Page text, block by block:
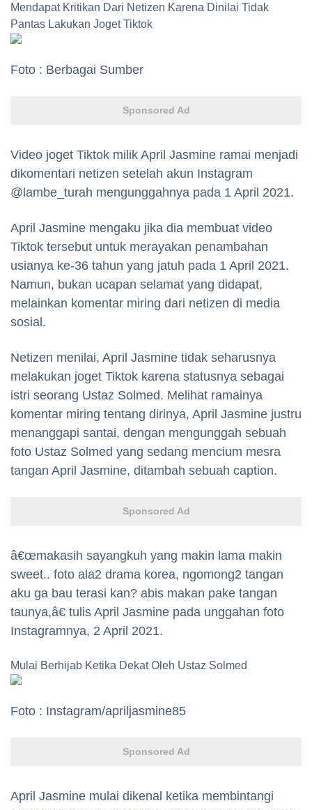
Mendapat Kritikan Dari Netizen Karena Dinilai Tidak
Pantas Lakukan Joget Tiktok
Foto : Berbagai Sumber
Sponsored Ad
Video joget Tiktok milik April Jasmine ramai menjadi
dikomentari netizen setelah akun Instagram
@lambe_turah mengunggahnya pada 1 April 2021.
April Jasmine mengaku jika dia membuat video
Tiktok tersebut untuk merayakan penambahan
usianya ke-36 tahun yang jatuh pada 1 April 2021.
Namun, bukan ucapan selamat yang didapat,
melainkan komentar miring dari netizen di media
sosial.
Netizen menilai, April Jasmine tidak seharusnya
melakukan joget Tiktok karena statusnya sebagai
istri seorang Ustaz Solmed. Melihat ramainya
komentar miring tentang dirinya, April Jasmine justru
menanggapi santai, dengan mengunggah sebuah
foto Ustaz Solmed yang sedang mencium mesra
tangan April Jasmine, ditambah sebuah caption.
Sponsored Ad
â€œmakasih sayangkuh yang makin lama makin
sweet.. foto ala2 drama korea, ngomong2 tangan
aku ga bau terasi kan? abis makan pake tangan
taunya,â€ tulis April Jasmine pada unggahan foto
Instagramnya, 2 April 2021.
Mulai Berhijab Ketika Dekat Oleh Ustaz Solmed
Foto : Instagram/apriljasmine85
Sponsored Ad
April Jasmine mulai dikenal ketika membintangi